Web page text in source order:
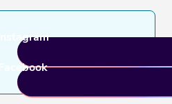
Instagram
Facebook